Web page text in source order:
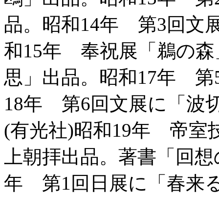
品。昭和14年 第3回文
和15年 奉祝展「鵜の
思」出品。昭和17年 第
18年 第6回文展に「波
(有光社)昭和19年 帝室
上朝拝出品。著書「回
年 第1回日展に「春来